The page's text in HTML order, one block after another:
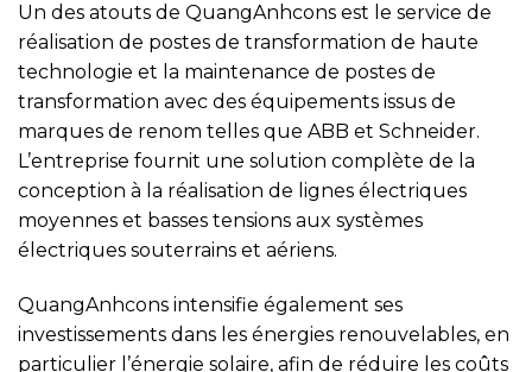
Un des atouts de QuangAnhcons est le service de
réalisation de postes de transformation de haute
technologie et la maintenance de postes de
transformation avec des équipements issus de
marques de renom telles que ABB et Schneider.
L’entreprise fournit une solution complète de la
conception à la réalisation de lignes électriques
moyennes et basses tensions aux systèmes
électriques souterrains et aériens.
QuangAnhcons intensifie également ses
investissements dans les énergies renouvelables, en
particulier l’énergie solaire, afin de réduire les coûts